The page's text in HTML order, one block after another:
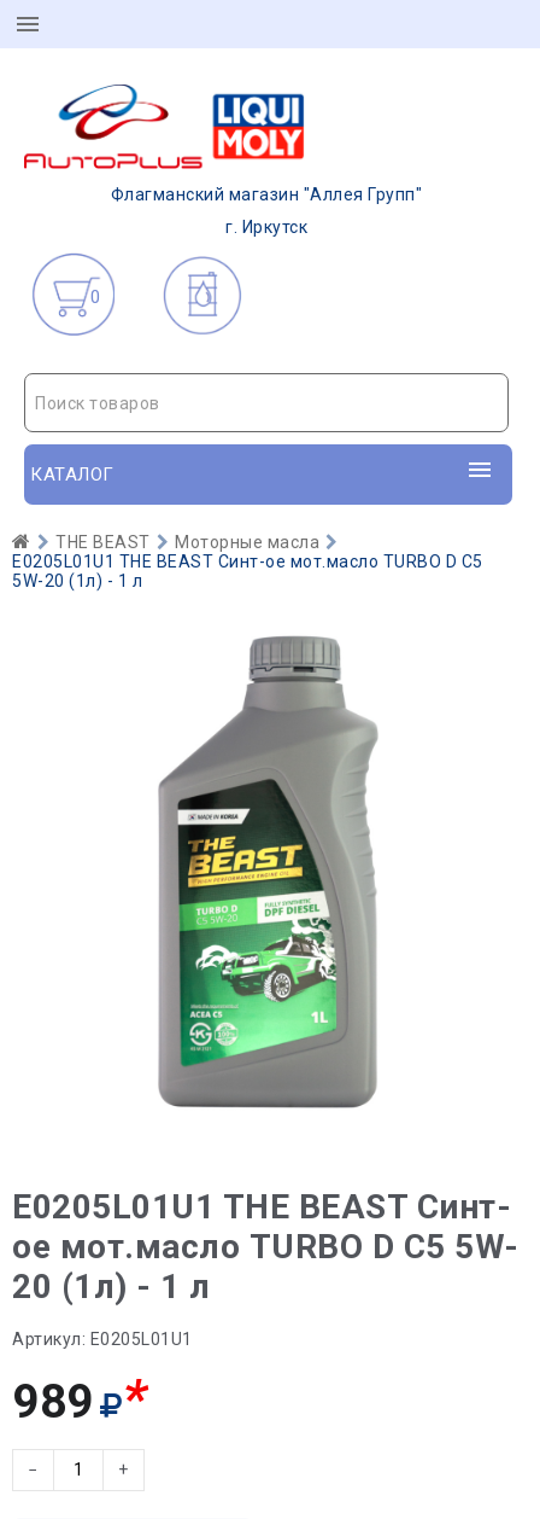
Флагманский магазин "Аллея Групп"
г. Иркутск
0
Поиск товаров
КАТАЛОГ
THE BEAST
Моторные масла
E0205L01U1 THE BEAST Синт-ое мот.масло TURBO D C5
5W-20 (1л) - 1 л
E0205L01U1 THE BEAST Синт-
ое мот.масло TURBO D C5 5W-
20 (1л) - 1 л
Артикул: E0205L01U1
989 *
− +